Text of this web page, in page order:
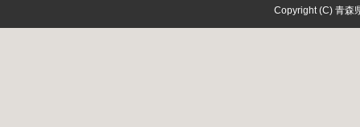
Copyright (C) 青森